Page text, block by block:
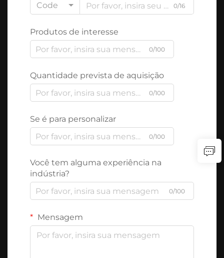
Code
0/16
Produtos de interesse
0/100
Quantidade prevista de aquisição
0/100
Se é para personalizar
0/100
Você tem alguma experiência na
indústria?
0/100
Mensagem